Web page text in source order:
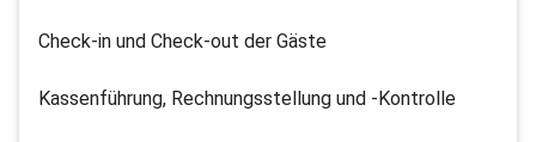
Check-in und Check-out der Gäste
Kassenführung, Rechnungsstellung und -Kontrolle